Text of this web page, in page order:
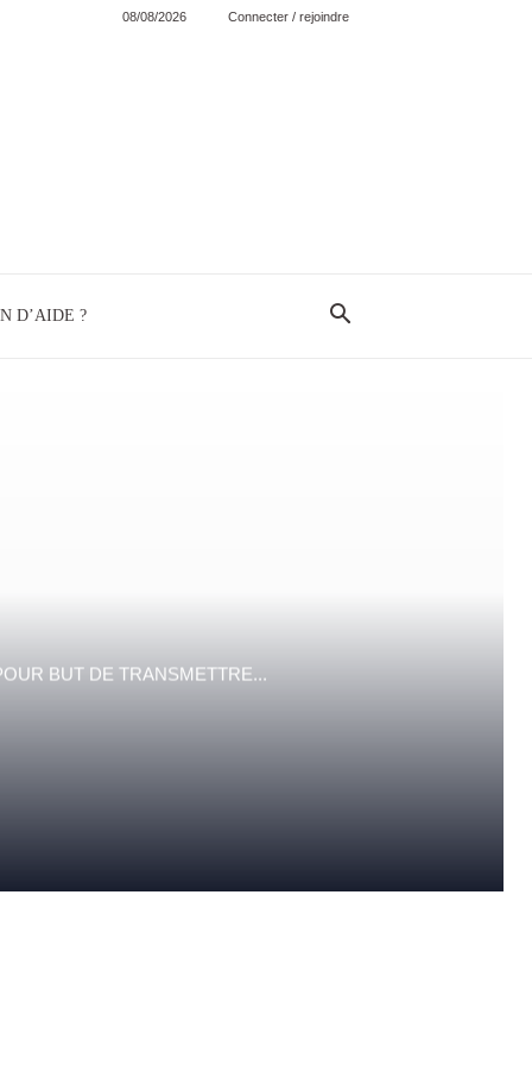
08/08/2026 Connecter / rejoindre
D’AIDE ?
BUT DE TRANSMETTRE...